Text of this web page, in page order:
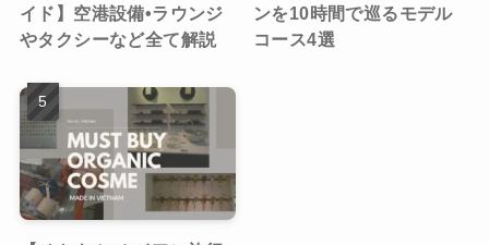
イド】空港設備•ラウンジ
やタクシーなど全て解説
ンを10時間で巡るモデル
コース4選